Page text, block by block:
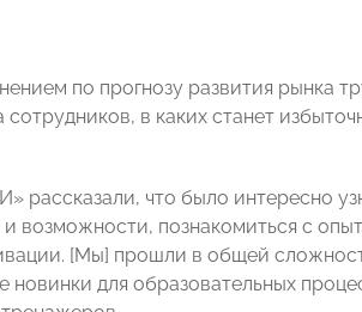
по прогнозу развития рынка
сотрудников, в каких станет
что было интересно
возможности, познакомиться с
[Мы] прошли в общей
новинки для образовательных